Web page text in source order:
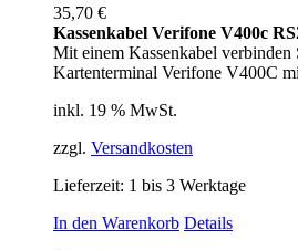
35,70 €
Kassenkabel Verifone V400c
Mit einem Kassenkabel verbinden
Kartenterminal Verifone V400C
inkl. 19 % MwSt.
zzgl. Versandkosten
Lieferzeit: 1 bis 3 Werktage
In den Warenkorb Details